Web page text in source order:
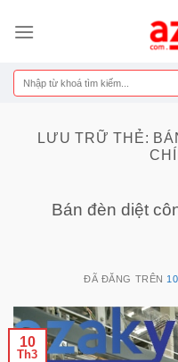
đến
dung
Tìm
kiếm:
LƯU TRỮ THẺ:
Bán đèn diệt
ĐÃ ĐĂNG TRÊN
10
Th3